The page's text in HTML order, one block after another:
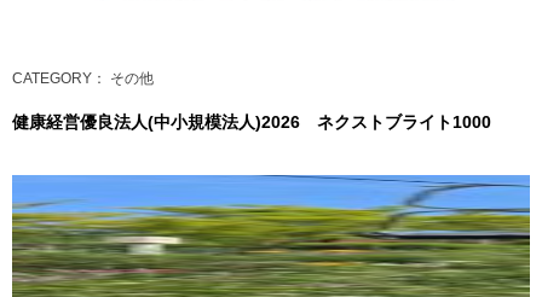
CATEGORY ： その他
健康経営優良法人(中小規模法人)2026 ネクストブライト1000